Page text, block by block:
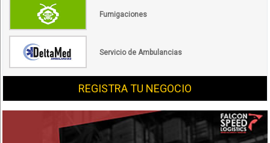
Fumigaciones
Servicio de Ambulancias
REGISTRA TU NEGOCIO